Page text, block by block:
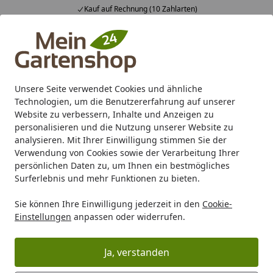
Unsere Seite verwendet Cookies und ähnliche
Technologien, um die Benutzererfahrung auf unserer
Website zu verbessern, Inhalte und Anzeigen zu
personalisieren und die Nutzung unserer Website zu
analysieren. Mit Ihrer Einwilligung stimmen Sie der
Verwendung von Cookies sowie der Verarbeitung Ihrer
persönlichen Daten zu, um Ihnen ein bestmögliches
Surferlebnis und mehr Funktionen zu bieten.
Sie können Ihre Einwilligung jederzeit in den Cookie-
Einstellungen anpassen oder widerrufen.
Ja, verstanden
Kauf auf Rechnung (10 Zahlarten)
Alle Produkte
Mein Konto
Suchen
Karibu Pools inkl. gratis Sandfilteranlage & Pool-
Starterset (Gesamtwert bis 468,99€)
Startseite
Zaun Sichtschutz Holz OSMO OSMO Sichtschutz
OSMO Sichtschutz Lillehammer
Ihre Artikelübersicht